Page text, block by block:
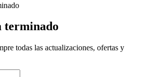
terminado
todas las actualizaciones, ofertas y